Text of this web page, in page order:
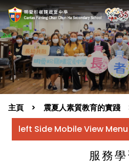
主頁 震夏人素質教育的實踐
left Side Mobile View Menu
服務學